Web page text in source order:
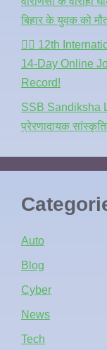
बिहार के युवक को
🧘‍♂️ 12th
14-Day Online
Record!
SSB Sandiksha
प्रेरणादायक
Auto
Blog
Cyber
News
Tech